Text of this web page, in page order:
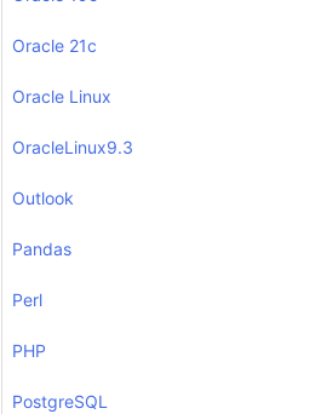
Oracle 21c
Oracle Linux
OracleLinux9.3
Outlook
Pandas
Perl
PHP
PostgreSQL